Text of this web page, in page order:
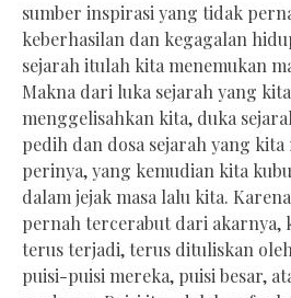
sumber inspirasi yang tidak
keberhasilan dan kegagalan
sejarah itulah kita menemukan
Makna dari luka sejarah yang
menggelisahkan kita, duka
pedih dan dosa sejarah yang
perinya, yang kemudian kita
dalam jejak masa lalu kita.
pernah tercerabut dari akarnya,
terus terjadi, terus dituliskan
puisi-puisi mereka, puisi besar,